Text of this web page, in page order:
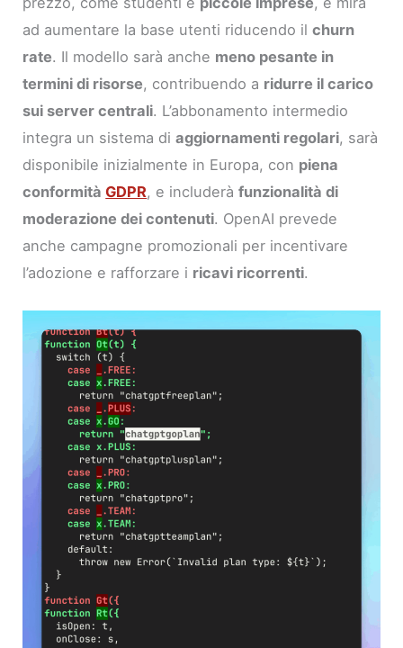
ad aumentare la base utenti riducendo ilchurn
rate. Il modello sarà anche meno pesante in
termini di risorse, contribuendo a ridurre il carico
sui server centrali. L’abbonamento intermedio
integra un sistema diaggiornamenti regolari, sarà
disponibile inizialmente in Europa, con piena
conformitàGDPR, e includeràfunzionalità di
moderazione dei contenuti. OpenAI prevede
anche campagne promozionali per incentivare
l’adozione e rafforzare i ricavi ricorrenti.